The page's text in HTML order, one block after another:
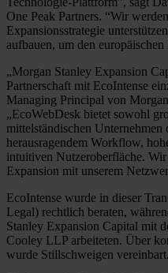
One Peak Partners. “Wir
Expansionsstrategie
aufbauen, um den
„Morgan Stanley Expansion
Partnerschaft mit EcoIntense
Managing Principal von
„EcoWebDesk bietet sowohl
mittelständischen
herausragendem Workflow,
intuitiven Nutzeroberfläche. Wir
Expansion mit unserem
EcoIntense wurde in dieser
Legal) rechtlich beraten,
Stanley Expansion Capital mit
Cooley LLP arbeiteten. Über
wurde Stillschweigen vereinbart.